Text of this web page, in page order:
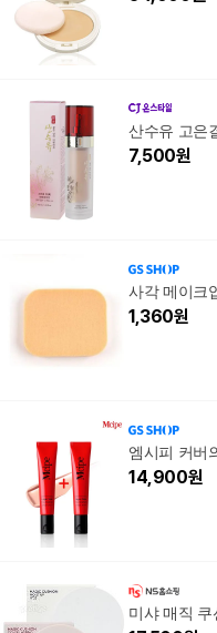
산수유 고은
7,500원
사각 메이크
1,360원
엠시피 커버
14,900원
미샤 매직